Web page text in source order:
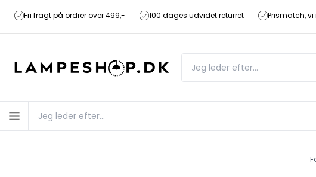
Fri fragt på ordrer over 499,- 100 dages udvidet returret Prismatch,